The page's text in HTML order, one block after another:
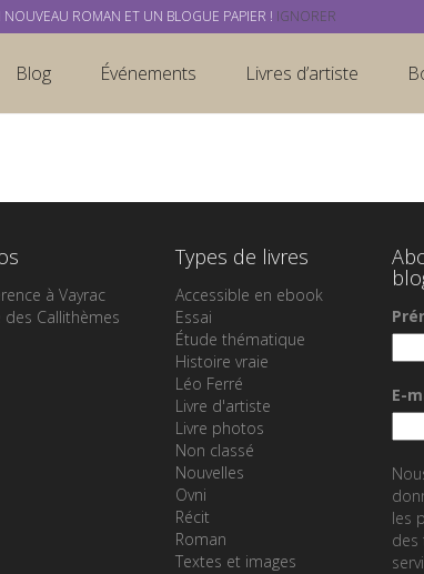
Blog Événements Livres d’artiste
à Vayrac
des Callithèmes
Types de livres
Accessible en ebook
Essai
Étude thématique
Histoire vraie
Léo Ferré
Livre d'artiste
Livre photos
Non classé
Nouvelles
Ovni
Récit
Roman
Textes et images
E-
les
des
NOUVEAU ROMAN ET UN BLOGUE PAPIER ! IGNORER